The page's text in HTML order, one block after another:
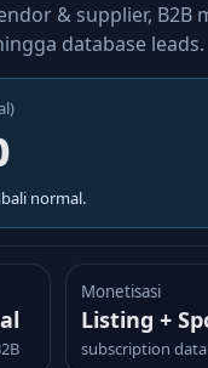
& supplier, B2B
database leads.
normal.
Monetisasi
Listing +
subscription